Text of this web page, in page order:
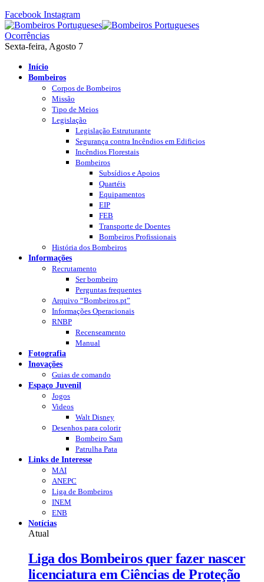
Facebook Instagram
Ocorrências
Sexta-feira, Agosto 7
Início
Bombeiros
Corpos de Bombeiros
Missão
Tipo de Meios
Legislação
Legislação Estruturante
Segurança contra Incêndios em Edificios
Incêndios Florestais
Bombeiros
Subsídios e Apoios
Quartéis
Equipamentos
EIP
FEB
Transporte de Doentes
Bombeiros Profissionais
História dos Bombeiros
Informações
Recrutamento
Ser bombeiro
Perguntas frequentes
Arquivo “Bombeiros.pt”
Informações Operacionais
RNBP
Recenseamento
Manual
Fotografia
Inovações
Guias de comando
Espaço Juvenil
Jogos
Videos
Walt Disney
Desenhos para colorir
Bombeiro Sam
Patrulha Pata
Links de Interesse
MAI
ANEPC
Liga de Bombeiros
INEM
ENB
Notícias
Atual
Liga dos Bombeiros quer fazer nascer
licenciatura em Ciências de Proteção